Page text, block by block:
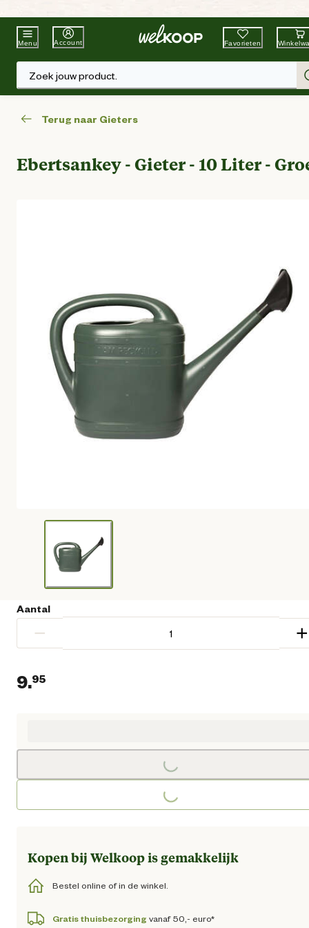
Beste WinkelketenTuin & Dier
Menu Account Favorieten
Zoek jouw product.
Terug naar Gieters
Ebertsankey - Gieter - 10 Liter -
Aantal
− +
9.95
Loading...
Loading...
Kopen bij Welkoop is gemakkelijk
Bestel online of in de winkel.
Gratis thuisbezorging vanaf 50,- euro*